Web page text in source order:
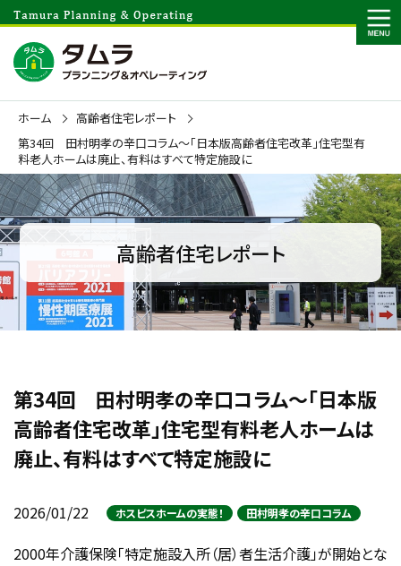
ホーム
高齢者住宅レポート
第34回 田村明孝の辛口コラム～「日本版高齢者住宅改革」住宅型有
料老人ホームは廃止、有料はすべて特定施設に
高齢者住宅レポート
第34回 田村明孝の辛口コラム～「日本版
高齢者住宅改革」住宅型有料老人ホームは
廃止、有料はすべて特定施設に
2026/01/22 ホスピスホームの実態！ 田村明孝の辛口コラム
2000年介護保険「特定施設入所（居）者生活介護」が開始とな